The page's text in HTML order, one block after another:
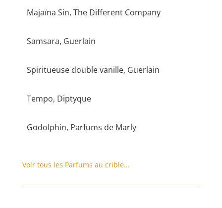
Majaïna Sin, The Different Company
Samsara, Guerlain
Spiritueuse double vanille, Guerlain
Tempo, Diptyque
Godolphin, Parfums de Marly
Voir tous les Parfums au crible…